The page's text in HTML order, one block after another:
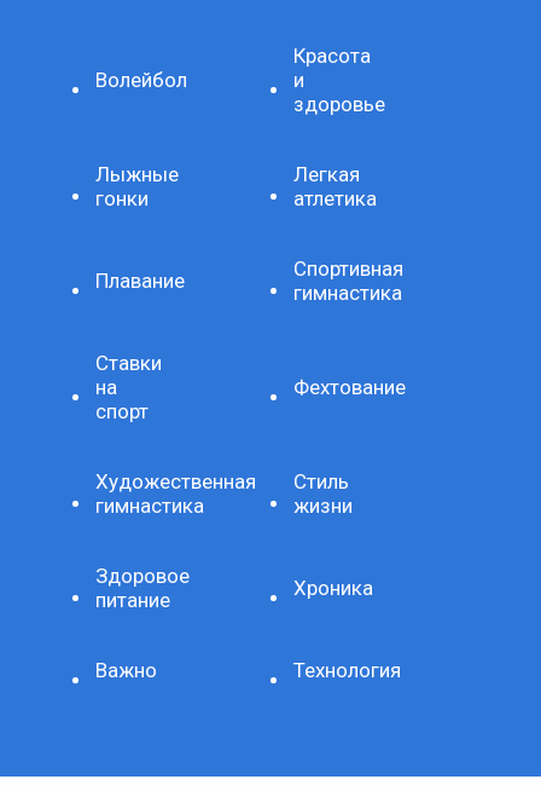
Волейбол
Красота
и
здоровье
Лыжные
гонки
Легкая
атлетика
Плавание
Спортивная
гимнастика
Ставки
на
спорт
Фехтование
Художественная
гимнастика
Стиль
жизни
Здоровое
питание
Хроника
Важно Технология